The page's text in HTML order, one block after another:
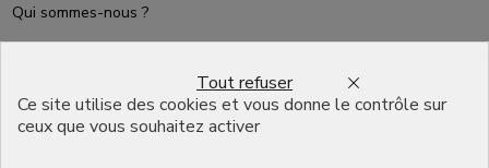
Qui sommes-nous ?
Emballage pour Chocolatier
Professionnel
Ce site utilise des cookies et vous donne le contrôle sur
ceux que vous souhaitez activer
Tout refuser